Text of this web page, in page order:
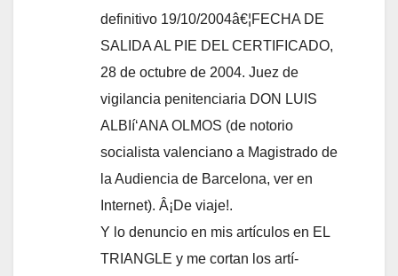
definitivo 19/10/2004â€¦FECHA DE
SALIDA AL PIE DEL CERTIFICADO,
28 de octubre de 2004. Juez de
vigilancia penitenciaria DON LUIS
ALBIí‘ANA OLMOS (de notorio
socialista valenciano a Magistrado de
la Audiencia de Barcelona, ver en
Internet). Â¡De viaje!.
Y lo denuncio en mis artí­culos en EL
TRIANGLE y me cortan los artí­